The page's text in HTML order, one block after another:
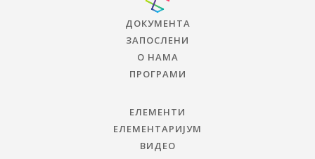
ДОКУМЕНТА
ЗАПОСЛЕНИ
О НАМА
ПРОГРАМИ
ЕЛЕМЕНТИ
ЕЛЕМЕНТАРИЈУМ
ВИДЕО